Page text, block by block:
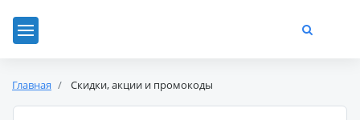
Главная Скидки, акции и промокоды